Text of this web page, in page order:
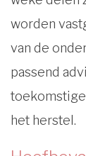
worden
van de
passend
het herstel.